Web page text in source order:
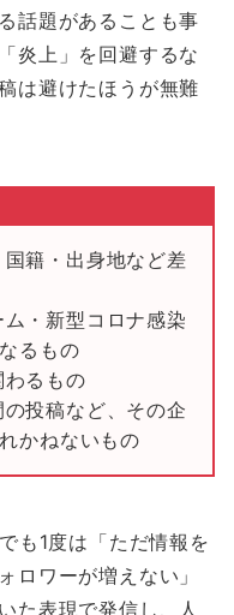
話題があることも事
炎上」を回避するな
は避けたほうが無難
籍・出身地など差
・新型コロナ感染
るもの
るもの
投稿など、その企
かねないもの
も1度は「ただ情報を
ロワーが増えない」
た表現で発信し、人